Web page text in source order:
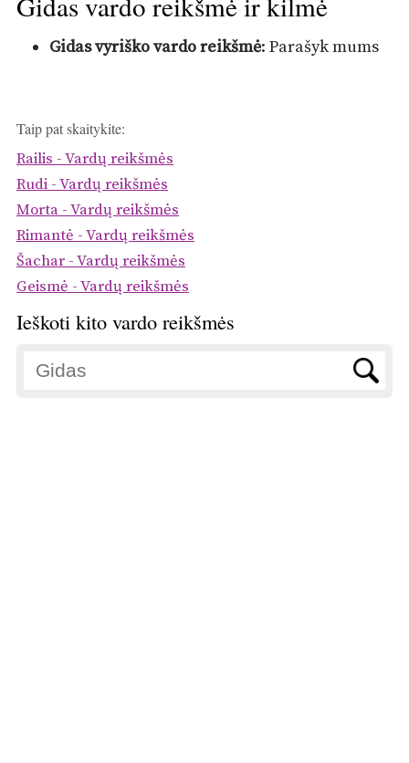
Gidas vyriško vardo reikšmė: Parašyk mums
Taip pat skaitykite:
Railis - Vardų reikšmės
Rudi - Vardų reikšmės
Morta - Vardų reikšmės
Rimantė - Vardų reikšmės
Šachar - Vardų reikšmės
Geismė - Vardų reikšmės
Ieškoti kito vardo reikšmės